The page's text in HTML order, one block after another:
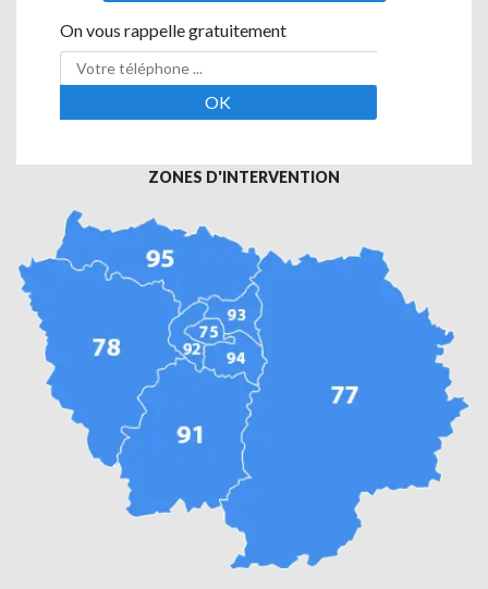
On vous rappelle gratuitement
ZONES D'INTERVENTION